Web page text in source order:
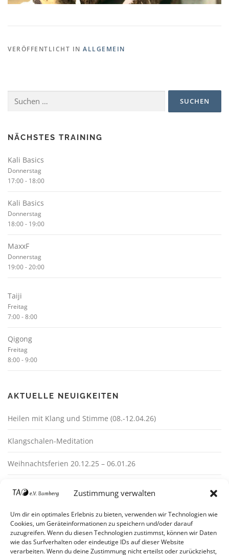
Zustimmung verwalten
Um dir ein optimales Erlebnis zu bieten, verwenden wir Technologien wie
Cookies, um Geräteinformationen zu speichern und/oder darauf
zuzugreifen. Wenn du diesen Technologien zustimmst, können wir Daten
wie das Surfverhalten oder eindeutige IDs auf dieser Website
verarbeiten. Wenn du deine Zustimmung nicht erteilst oder zurückziehst,
VERÖFFENTLICHT IN ALLGEMEIN
nach:
NÄCHSTES TRAINING
Kali Basics
Donnerstag
17:00- 18:00
Kali Basics
Donnerstag
18:00- 19:00
MaxxF
Donnerstag
19:00-20:00
Taiji
Freitag
7:00-8:00
Qigong
Freitag
8:00-9:00
AKTUELLE NEUIGKEITEN
Heilen mit Klang und Stimme (08.-12.04.26)
Klangschalen-Meditation
Weihnachtsferien 20.12.25 – 06.01.26